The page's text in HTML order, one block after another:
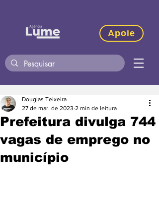
Apoie
Prefeitura divulga 744
vagas de emprego no
município
Douglas Teixeira
27 de mar. de 2023 2 min de leitura